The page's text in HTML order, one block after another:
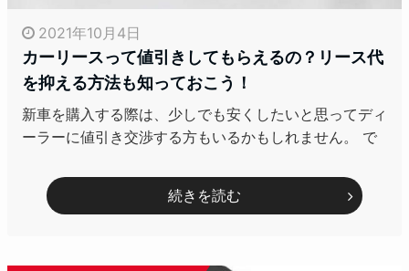
2021年10月4日
カーリースって値引きしてもらえるの？リース代
を抑える方法も知っておこう！
新車を購入する際は、少しでも安くしたいと思ってディ
ーラーに値引き交渉する方もいるかもしれません。 で
続きを読む